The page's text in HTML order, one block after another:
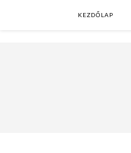
KEZDŐLAP